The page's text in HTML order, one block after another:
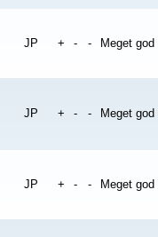
JP + - - Meget god
JP + - - Meget god
JP + - - Meget god